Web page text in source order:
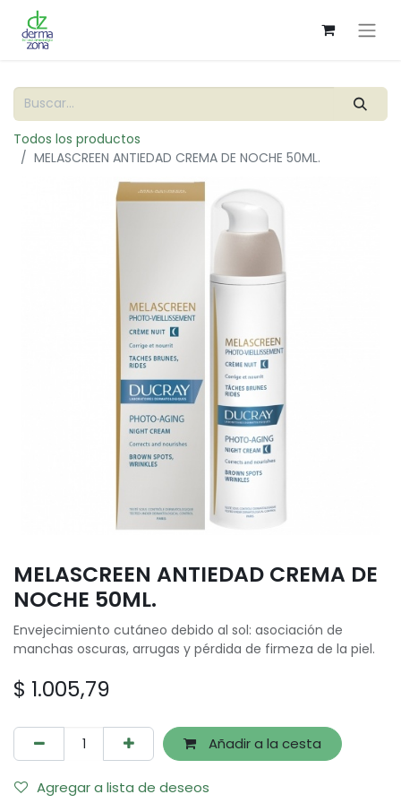
Todos los productos
MELASCREEN ANTIEDAD CREMA DE NOCHE 50ML.
MELASCREEN ANTIEDAD CREMA DE
NOCHE 50ML.
Envejecimiento cutáneo debido al sol: asociación de
manchas oscuras, arrugas y pérdida de firmeza de la piel.
$ 1.005,79
Añadir a la cesta
Agregar a lista de deseos